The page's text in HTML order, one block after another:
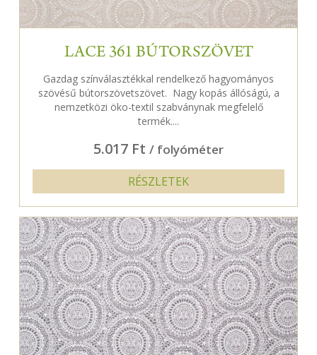
LACE 361 BÚTORSZÖVET
Gazdag színválasztékkal rendelkező hagyományos
szövésű bútorszövetszövet. Nagy kopás állóságú, a
nemzetközi öko-textil szabványnak megfelelő
termék....
5.017 Ft / folyóméter
RÉSZLETEK